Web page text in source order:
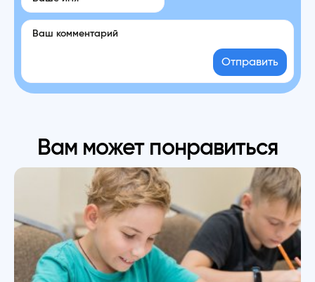
Отправить
Вам может понравиться